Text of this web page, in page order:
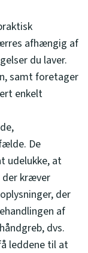
afhængig af
du laver.
samt foretager
enkelt
De
udelukke, at
der kræver
der
af
dvs.
leddene til at